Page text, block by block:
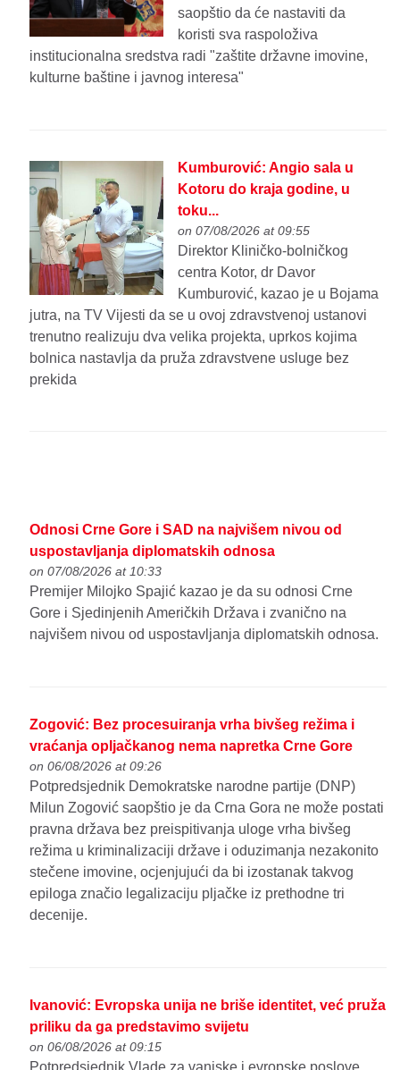
saopštio da će nastaviti da
koristi sva raspoloživa
institucionalna sredstva radi "zaštite državne imovine,
kulturne baštine i javnog interesa"
Kumburović: Angio sala u
Kotoru do kraja godine, u
toku...
on 07/08/2026 at 09:55
Direktor Kliničko-bolničkog
centra Kotor, dr Davor
Kumburović, kazao je u Bojama
jutra, na TV Vijesti da se u ovoj zdravstvenoj ustanovi
trenutno realizuju dva velika projekta, uprkos kojima
bolnica nastavlja da pruža zdravstvene usluge bez
prekida
Odnosi Crne Gore i SAD na najvišem nivou od
uspostavljanja diplomatskih odnosa
on 07/08/2026 at 10:33
Premijer Milojko Spajić kazao je da su odnosi Crne
Gore i Sjedinjenih Američkih Država i zvanično na
najvišem nivou od uspostavljanja diplomatskih odnosa.
Zogović: Bez procesuiranja vrha bivšeg režima i
vraćanja opljačkanog nema napretka Crne Gore
on 06/08/2026 at 09:26
Potpredsjednik Demokratske narodne partije (DNP)
Milun Zogović saopštio je da Crna Gora ne može postati
pravna država bez preispitivanja uloge vrha bivšeg
režima u kriminalizaciji države i oduzimanja nezakonito
stečene imovine, ocjenjujući da bi izostanak takvog
epiloga značio legalizaciju pljačke iz prethodne tri
decenije.
Ivanović: Evropska unija ne briše identitet, već pruža
priliku da ga predstavimo svijetu
on 06/08/2026 at 09:15
Potpredsjednik Vlade za vanjske i evropske poslove